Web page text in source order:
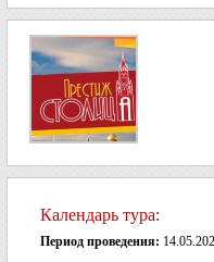
Календарь тура:
Период проведения: